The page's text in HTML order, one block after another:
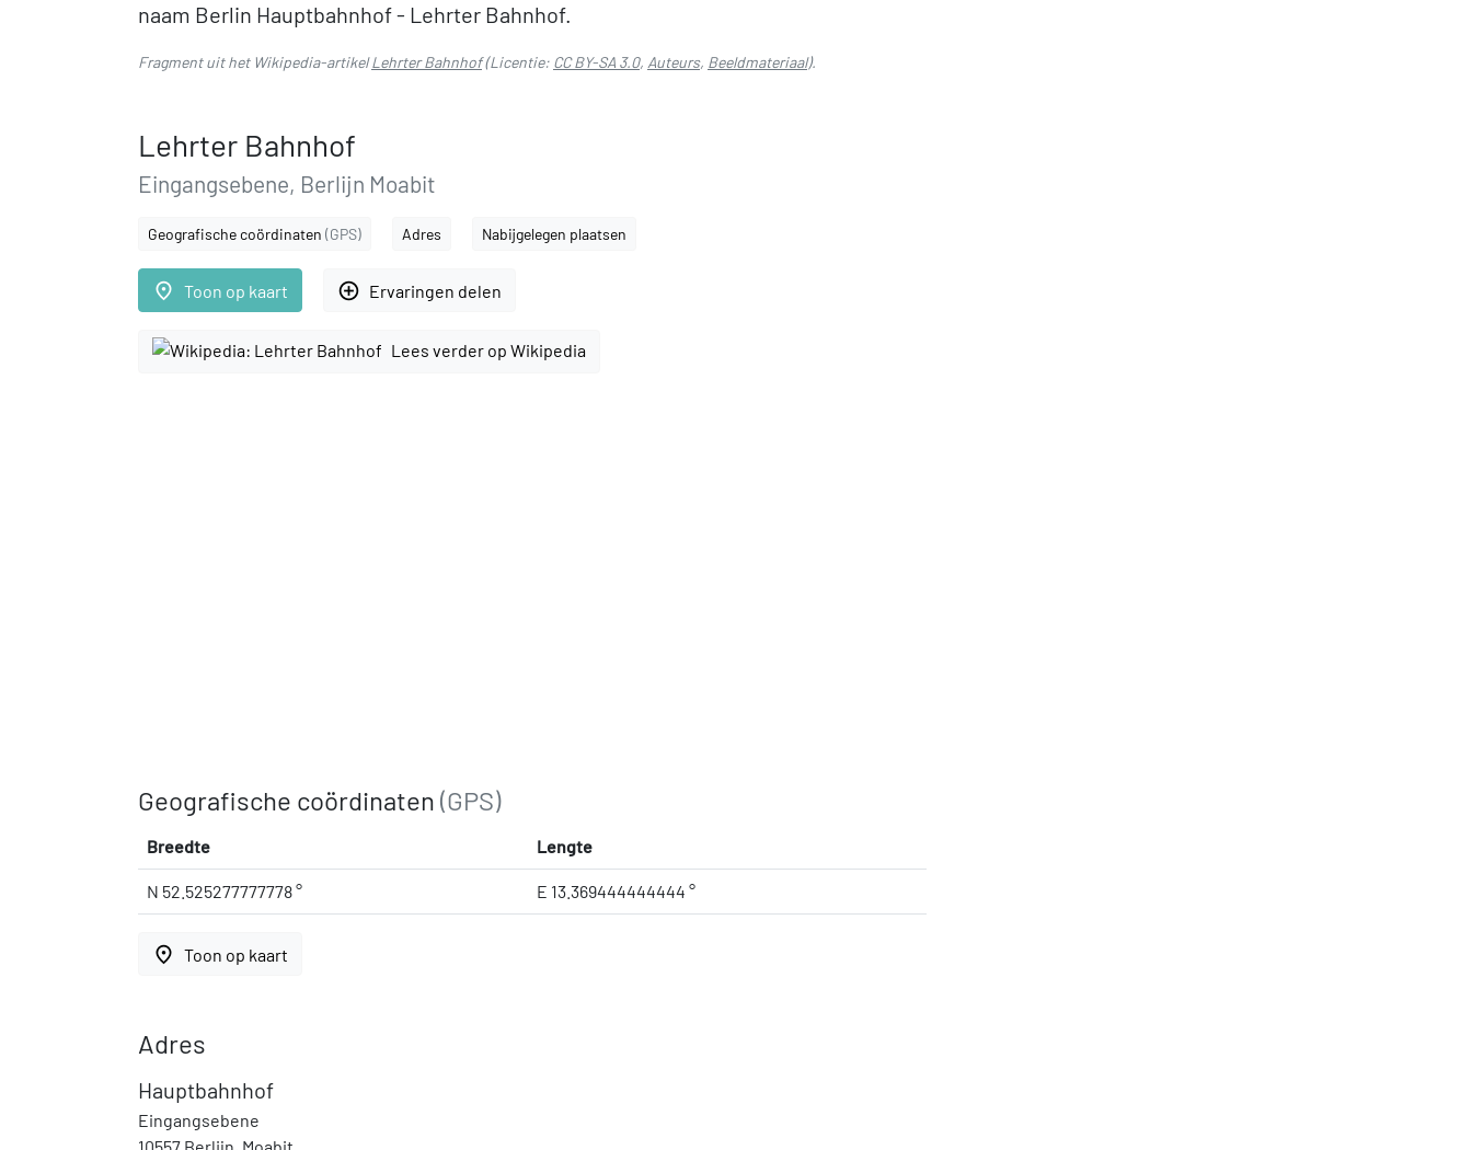
naam Berlin Hauptbahnhof - Lehrter Bahnhof.
Fragment uit het Wikipedia-artikelLehrter Bahnhof(Licentie: CC BY-SA 3.0, Auteurs, Beeldmateriaal).
Lehrter Bahnhof
Eingangsebene, Berlijn Moabit
Geografische coördinaten (GPS) Adres Nabijgelegen plaatsen
place Toon op kaart add_circle_outline Ervaringen delen
Lees verder op Wikipedia
Geografische coördinaten (GPS)
Breedte Lengte
N 52.525277777778 ° E 13.369444444444 °
place Toon op kaart
Adres
Hauptbahnhof
Eingangsebene